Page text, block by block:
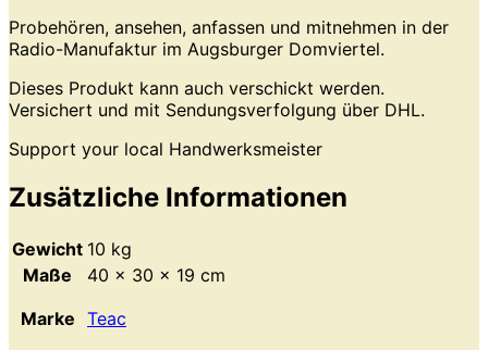
Probehören, ansehen, anfassen und mitnehmen in der
Radio-Manufaktur im Augsburger Domviertel.
Dieses Produkt kann auch verschickt werden.
Versichert und mit Sendungsverfolgung über DHL.
Support your local Handwerksmeister
Zusätzliche Informationen
Gewicht 10 kg
Maße
40 × 30 × 19 cm
Marke Teac